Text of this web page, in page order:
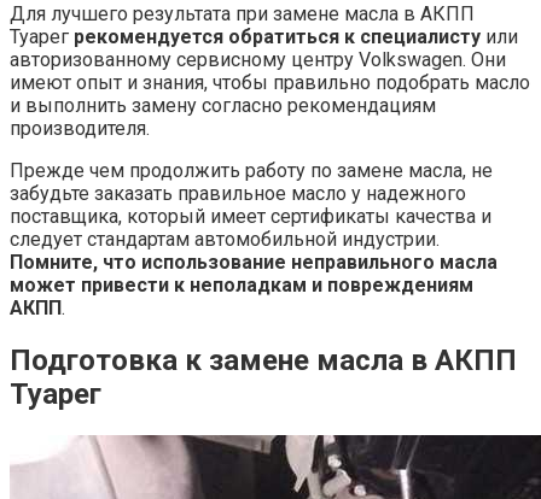
Для лучшего результата при замене масла в АКПП
Туарег рекомендуется обратиться к специалисту или
авторизованному сервисному центру Volkswagen. Они
имеют опыт и знания, чтобы правильно подобрать масло
и выполнить замену согласно рекомендациям
производителя.
Прежде чем продолжить работу по замене масла, не
забудьте заказать правильное масло у надежного
поставщика, который имеет сертификаты качества и
следует стандартам автомобильной индустрии.
Помните, что использование неправильного масла
может привести к неполадкам и повреждениям
АКПП.
Подготовка к замене масла в АКПП
Туарег